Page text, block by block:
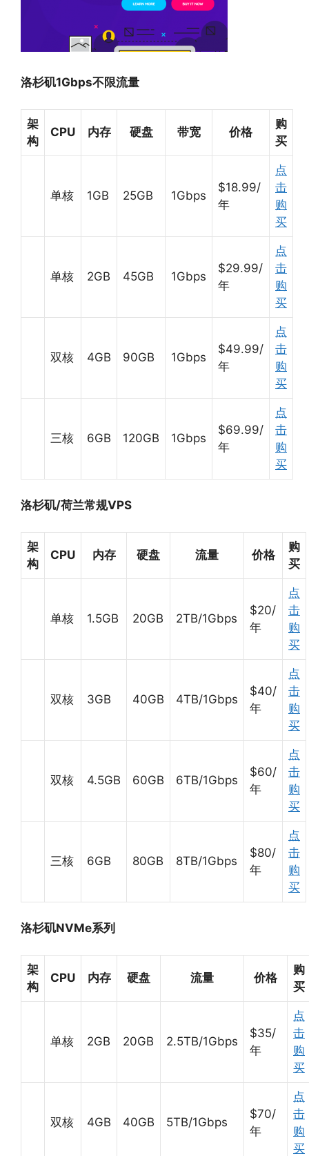
洛杉矶1Gbps不限流量
架
构
CPU 内存 硬盘 带宽 价格
购
买
单核 1GB 25GB 1Gbps
$18.99/
年
点
击
购
买
单核 2GB 45GB 1Gbps
$29.99/
年
点
击
购
买
双核 4GB 90GB 1Gbps
$49.99/
年
点
击
购
买
三核 6GB 120GB 1Gbps
$69.99/
年
点
击
购
买
洛杉矶/荷兰常规VPS
架
构
CPU 内存 硬盘 流量 价格
购
买
单核 1.5GB 20GB 2TB/1Gbps
$20/
年
点
击
购
买
双核 3GB 40GB 4TB/1Gbps
$40/
年
点
击
购
买
双核 4.5GB 60GB 6TB/1Gbps
$60/
年
点
击
购
买
三核 6GB 80GB 8TB/1Gbps
$80/
年
点
击
购
买
洛杉矶NVMe系列
架
构
CPU 内存 硬盘 流量 价格
购
买
单核 2GB 20GB 2.5TB/1Gbps
$35/
年
点
击
购
买
双核 4GB 40GB 5TB/1Gbps
$70/
年
点
击
购
买